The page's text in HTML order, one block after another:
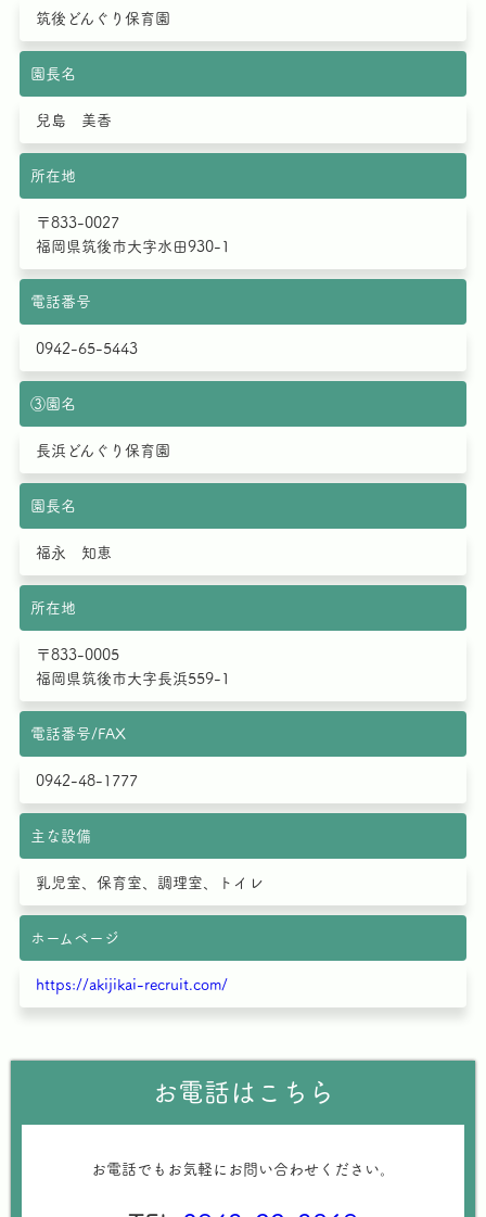
筑後どんぐり保育園
園長名
兒島 美香
所在地
〒833-0027
福岡県筑後市大字水田930-1
電話番号
0942-65-5443
③園名
長浜どんぐり保育園
園長名
福永 知恵
所在地
〒833-0005
福岡県筑後市大字長浜559-1
電話番号/FAX
0942-48-1777
主な設備
乳児室、保育室、調理室、トイレ
ホームページ
https://akijikai-recruit.com/
お電話はこちら
お電話でもお気軽にお問い合わせください。